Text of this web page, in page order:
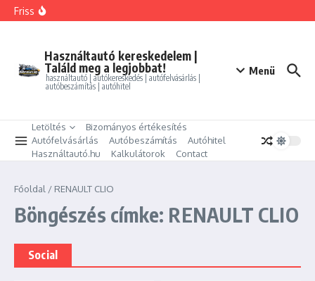
Ugrás a tartalomhoz
Friss
BMW 325i xDrive Coupe
PEUGEOT PARTNER Tepee 1.6 HDi Active
Használtautó kereskedelem |
Találd meg a legjobbat!
használtautó | autókereskedés | autófelvásárlás |
autóbeszámítás | autóhitel
Menü
Letöltés
Bizományos értékesítés
Autófelvásárlás
Autóbeszámítás
Autóhitel
Használtautó.hu
Kalkulátorok Contact
Főoldal / RENAULT CLIO
Böngészés címke: RENAULT CLIO
Social